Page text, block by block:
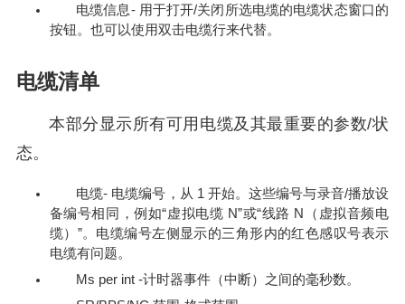
电缆信息- 用于打开/关闭所选电缆的电缆状态窗口的
按钮。也可以使用双击电缆行来代替。
电缆清单
本部分显示所有可用电缆及其最重要的参数/状
态。
电缆- 电缆编号，从 1 开始。这些编号与录音/播放设
备编号相同，例如“虚拟电缆 N”或“线路 N（虚拟音频电
缆）”。电缆编号左侧显示的三角形内的红色感叹号表示
电缆有问题。
Ms per int -计时器事件（中断）之间的毫秒数。